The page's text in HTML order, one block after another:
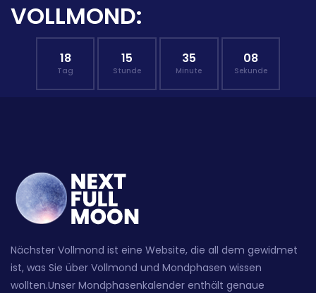
VOLLMOND:
18
Tag
15
Stunde
35
Minute
07
Sekunde
Nächster Vollmond ist eine Website, die all dem gewidmet
ist, was Sie über Vollmond und Mondphasen wissen
wollten.Unser Mondphasenkalender enthält genaue